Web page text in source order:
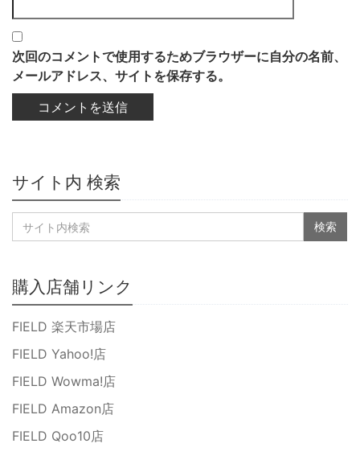
次回のコメントで使用するためブラウザーに自分の名前、
メールアドレス、サイトを保存する。
サイト内 検索
購入店舗リンク
FIELD 楽天市場店
FIELD Yahoo!店
FIELD Wowma!店
FIELD Amazon店
FIELD Qoo10店